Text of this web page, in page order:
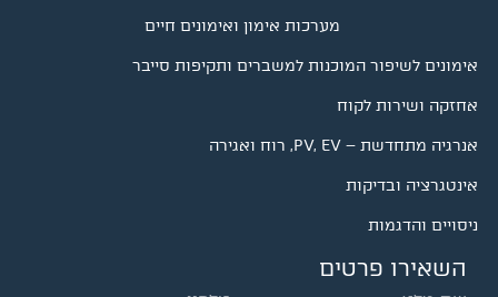
מערכות אימון ואימונים חיים
אימונים לשיפור המוכנות למשברים ותקיפות סייבר
אחזקה ושירות לקוח
אנרגיה מתחדשת – PV, EV, רוח ואגירה
אינטגרציה ובדיקות
ניסויים והדגמות
השאירו פרטים